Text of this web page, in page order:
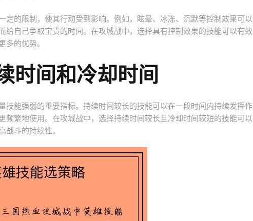
定的限制，使其行动受到影响。例如，眩晕、冰冻、沉默等控制效果可以
给自己争取宝贵的时间。在攻城战中，选择具有控制效果的技能可以有效
多的优势。
时间和冷却时间
技能强弱的重要指标。持续时间较长的技能可以在一段时间内持续发挥作
频繁地使用。在攻城战中，选择持续时间较长且冷却时间较短的技能可以
战斗的持续性。